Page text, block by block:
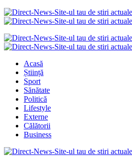
Acasă
Știință
Sport
Sănătate
Politică
Lifestyle
Externe
Călătorii
Business